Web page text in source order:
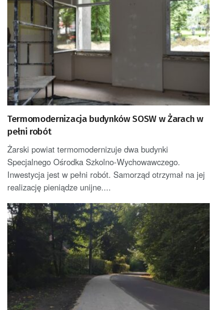
Termomodernizacja budynków SOSW w Żarach w
pełni robót
Żarski powiat termomodernizuje dwa budynki
Specjalnego Ośrodka Szkolno-Wychowawczego.
Inwestycja jest w pełni robót. Samorząd otrzymał na jej
realizację pieniądze unijne....